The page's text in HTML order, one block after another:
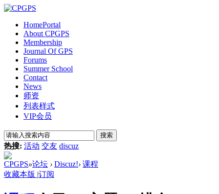
HomePortal
About CPGPS
Membership
Journal Of GPS
Forums
Summer School
Contact
News
师资
列表样式
VIP会员
搜索
热搜: 活动 交友 discuz
CPGPS»论坛 › Discuz!› 课程
收藏本版 |订阅